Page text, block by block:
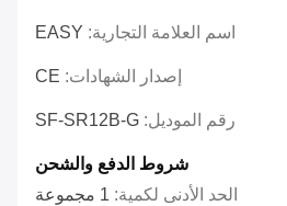
اسم العلامة التجارية: EASY
إصدار الشهادات: CE
رقم الموديل: SF-SR12B-G
شروط الدفع والشحن
الحد الأدنى لكمية: 1 مجموعة